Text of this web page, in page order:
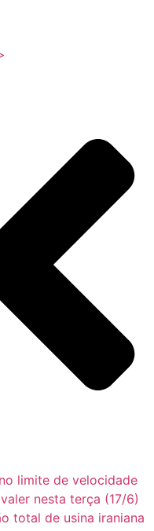
limite de velocidade
nesta terça (17/6)
total de usina iraniana